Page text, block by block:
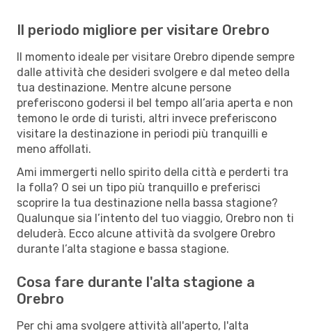
Il periodo migliore per visitare Orebro
Il momento ideale per visitare Orebro dipende sempre
dalle attività che desideri svolgere e dal meteo della
tua destinazione. Mentre alcune persone
preferiscono godersi il bel tempo all’aria aperta e non
temono le orde di turisti, altri invece preferiscono
visitare la destinazione in periodi più tranquilli e
meno affollati.
Ami immergerti nello spirito della città e perderti tra
la folla? O sei un tipo più tranquillo e preferisci
scoprire la tua destinazione nella bassa stagione?
Qualunque sia l’intento del tuo viaggio, Orebro non ti
deluderà. Ecco alcune attività da svolgere Orebro
durante l’alta stagione e bassa stagione.
Cosa fare durante l'alta stagione a
Orebro
Per chi ama svolgere attività all'aperto, l'alta